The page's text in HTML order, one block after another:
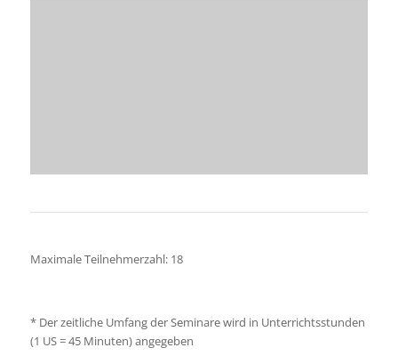
Maximale Teilnehmerzahl: 18
* Der zeitliche Umfang der Seminare wird in Unterrichtsstunden
(1 US = 45 Minuten) angegeben